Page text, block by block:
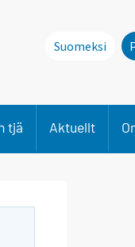
Suomeksi
tjä Aktuellt